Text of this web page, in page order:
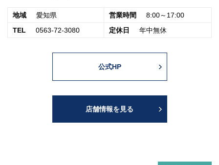
地域 愛知県 営業時間
8:00～17:00
TEL
0563-72-3080 定休日 年中無休
公式HP
店舗情報を見る